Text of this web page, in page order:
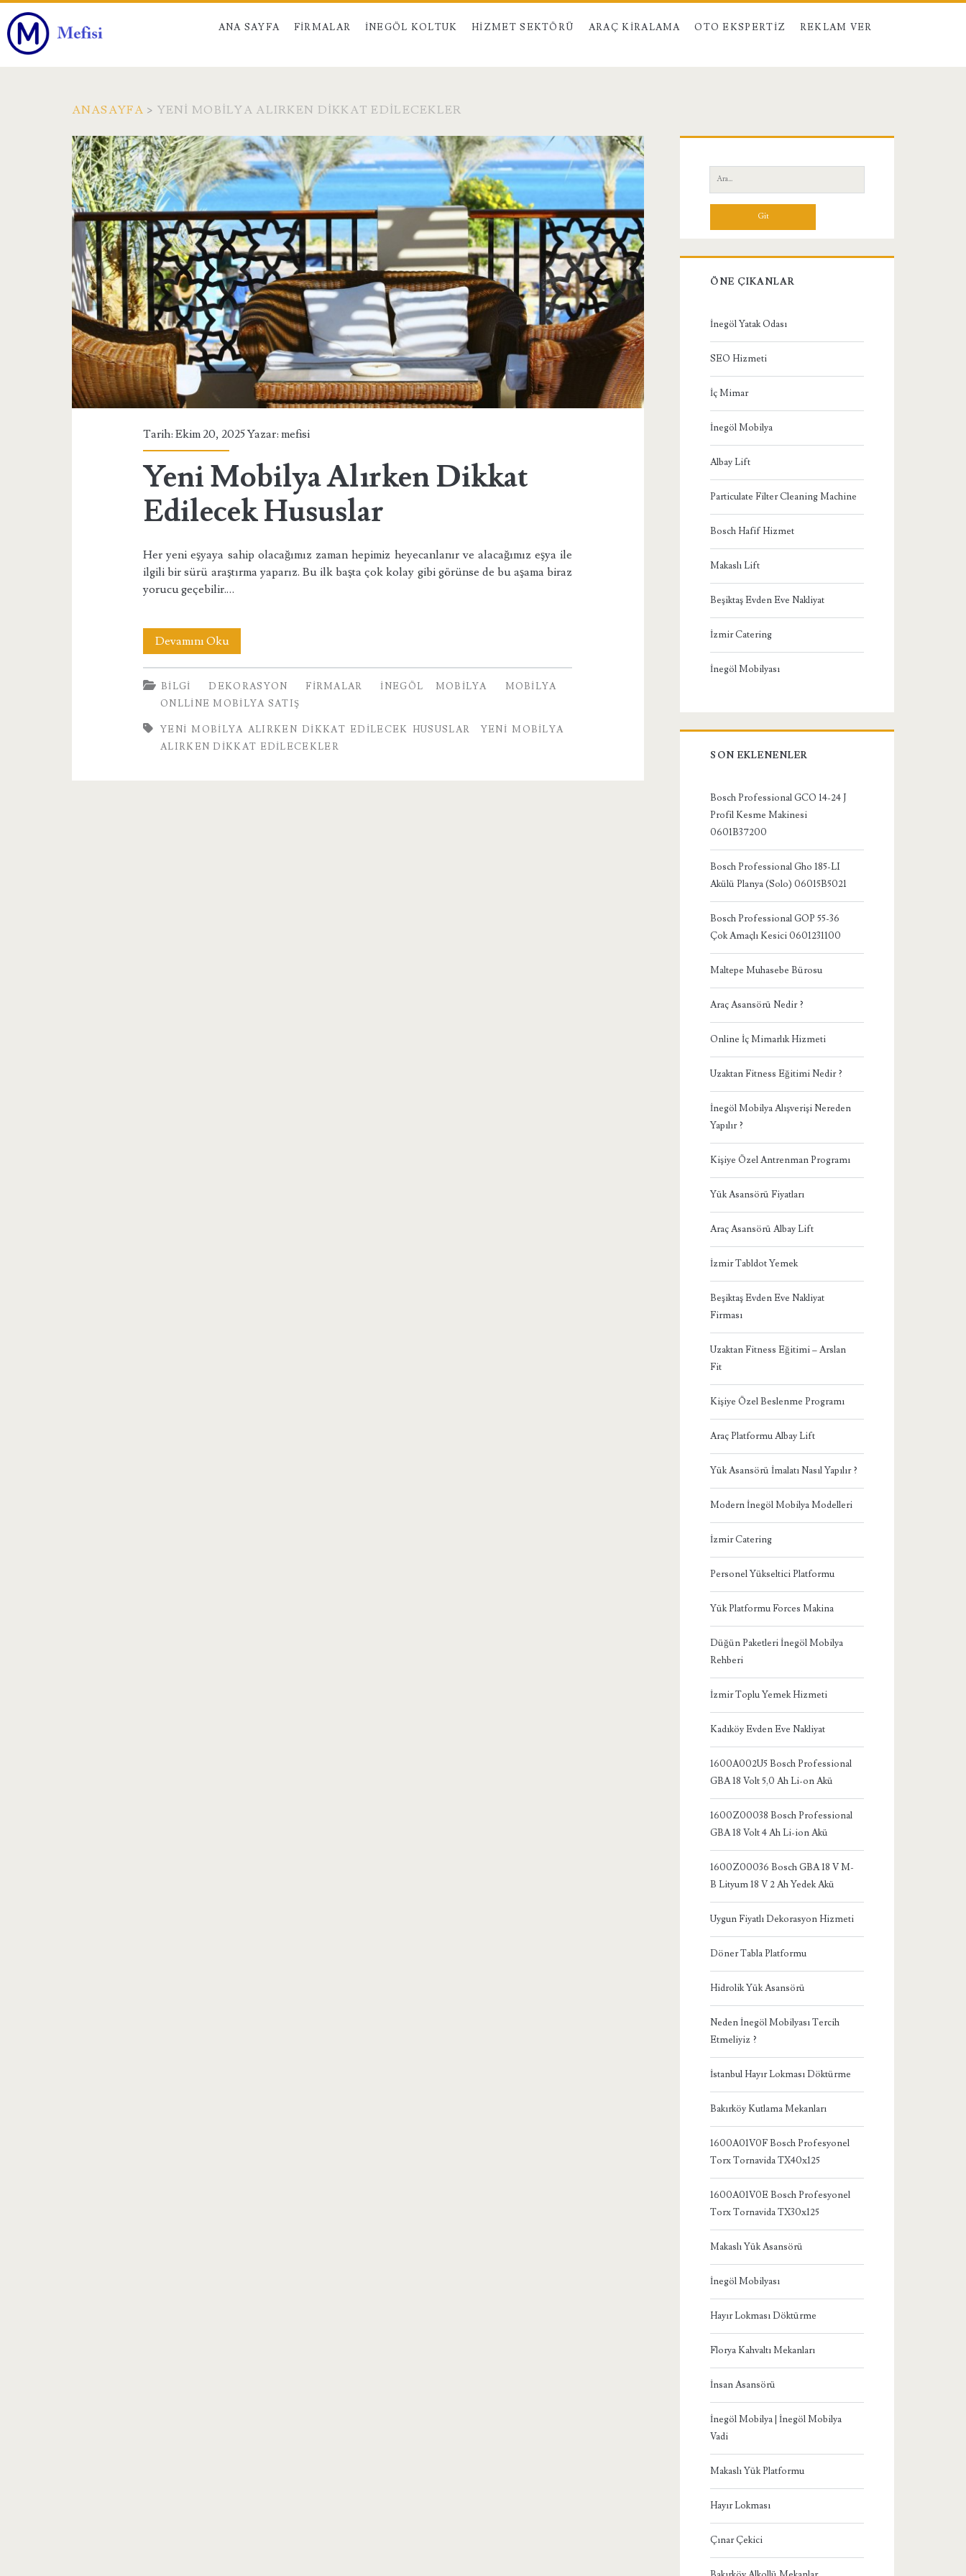
ANA SAYFA FIRMALAR İNEGÖL KOLTUK HIZMET SEKTÖRÜ ARAÇ KIRALAMA OTO EKSPERTIZ REKLAM VER
ANASAYFA > YENI MOBILYA ALIRKEN DIKKAT EDILECEKLER
Etiket:
<span>Yeni
Mobilya
Alırken
Dikkat
Edilecekler</span>
Tarih: Ekim 20, 2025 Yazar:mefisi
Yeni Mobilya Alırken Dikkat
Edilecek Hususlar
Her yeni eşyaya sahip olacağımız zaman hepimiz heyecanlanır ve alacağımız eşya ile
ilgili bir sürü araştırma yaparız. Bu ilk başta çok kolay gibi görünse de bu aşama biraz
yorucu geçebilir.…
Devamını OkuYeni
Mobilya
Alırken
Edilecek
BILGI DEKORASYON FIRMALAR İNEGÖL MOBILYA
MOBILYA
ONLLINE MOBILYA SATIŞ
YENI MOBILYA ALIRKEN DIKKAT EDILECEK HUSUSLAR
YENI MOBILYA
ALIRKEN DIKKAT EDILECEKLER
Yan
Menü
Ara:
ÖNE ÇIKANLAR
İnegöl Yatak Odası
SEO Hizmeti
İç Mimar
İnegöl Mobilya
Albay Lift
Particulate Filter Cleaning Machine
Bosch Hafif Hizmet
Makaslı Lift
Beşiktaş Evden Eve Nakliyat
İzmir Catering
İnegöl Mobilyası
SON EKLENENLER
Bosch Professional GCO 14-24 J
Profil Kesme Makinesi
0601B37200
Bosch Professional Gho 185-LI
Akülü Planya (Solo) 06015B5021
Bosch Professional GOP 55-36
Çok Amaçlı Kesici 0601231100
Maltepe Muhasebe Bürosu
Araç Asansörü Nedir ?
Online İç Mimarlık Hizmeti
Uzaktan Fitness Eğitimi Nedir ?
İnegöl Mobilya Alışverişi Nereden
Yapılır ?
Kişiye Özel Antrenman Programı
Yük Asansörü Fiyatları
Araç Asansörü Albay Lift
İzmir Tabldot Yemek
Beşiktaş Evden Eve Nakliyat
Firması
Uzaktan Fitness Eğitimi – Arslan
Fit
Kişiye Özel Beslenme Programı
Araç Platformu Albay Lift
Yük Asansörü İmalatı Nasıl Yapılır ?
Modern İnegöl Mobilya Modelleri
İzmir Catering
Personel Yükseltici Platformu
Yük Platformu Forces Makina
Düğün Paketleri İnegöl Mobilya
Rehberi
İzmir Toplu Yemek Hizmeti
Kadıköy Evden Eve Nakliyat
1600A002U5 Bosch Professional
GBA 18 Volt 5,0 Ah Li-on Akü
1600Z00038 Bosch Professional
GBA 18 Volt 4 Ah Li-ion Akü
1600Z00036 Bosch GBA 18 V M-
B Lityum 18 V 2 Ah Yedek Akü
Uygun Fiyatlı Dekorasyon Hizmeti
Döner Tabla Platformu
Hidrolik Yük Asansörü
Neden İnegöl Mobilyası Tercih
Etmeliyiz ?
İstanbul Hayır Lokması Döktürme
Bakırköy Kutlama Mekanları
1600A01V0F Bosch Profesyonel
Torx Tornavida TX40x125
1600A01V0E Bosch Profesyonel
Torx Tornavida TX30x125
Makaslı Yük Asansörü
İnegöl Mobilyası
Hayır Lokması Döktürme
Florya Kahvaltı Mekanları
İnsan Asansörü
İnegöl Mobilya | İnegöl Mobilya
Vadi
Makaslı Yük Platformu
Hayır Lokması
Çınar Çekici